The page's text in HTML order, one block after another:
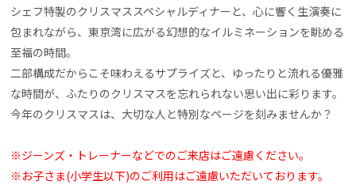
シェフ特製のクリスマススペシャルディナーと、心に響く生演奏に
包まれながら、東京湾に広がる幻想的なイルミネーションを眺める
至福の時間。
二部構成だからこそ味わえるサプライズと、ゆったりと流れる優雅
な時間が、ふたりのクリスマスを忘れられない思い出に彩ります。
今年のクリスマスは、大切な人と特別なページを刻みませんか？
※ジーンズ・トレーナーなどでのご来店はご遠慮ください。
※お子さま(小学生以下)のご利用はご遠慮いただいております。